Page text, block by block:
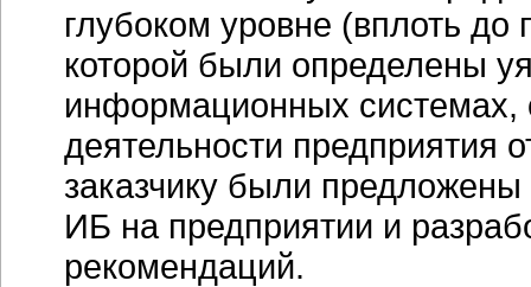
глубоком уровне (вплоть
которой были определены
информационных системах,
деятельности предприятия
заказчику были
ИБ на предприятии и
рекомендаций.